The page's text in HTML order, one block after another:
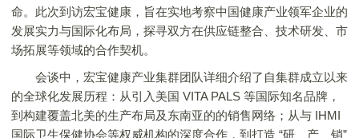
命。此次到访宏宝健康，旨在实地考察中国健康产业领军企业的
发展实力与国际化布局，探寻双方在供应链整合、技术研发、市
场拓展等领域的合作契机。
会谈中，宏宝健康产业集群团队详细介绍了自集群成立以来
的全球化发展历程：从引入美国 VITA PALS 等国际知名品牌，
到构建覆盖北美的生产布局及东南亚的的销售网络；从与 IHMI
国际卫生保健协会等权威机构的深度合作，到打造 “研、产、销”